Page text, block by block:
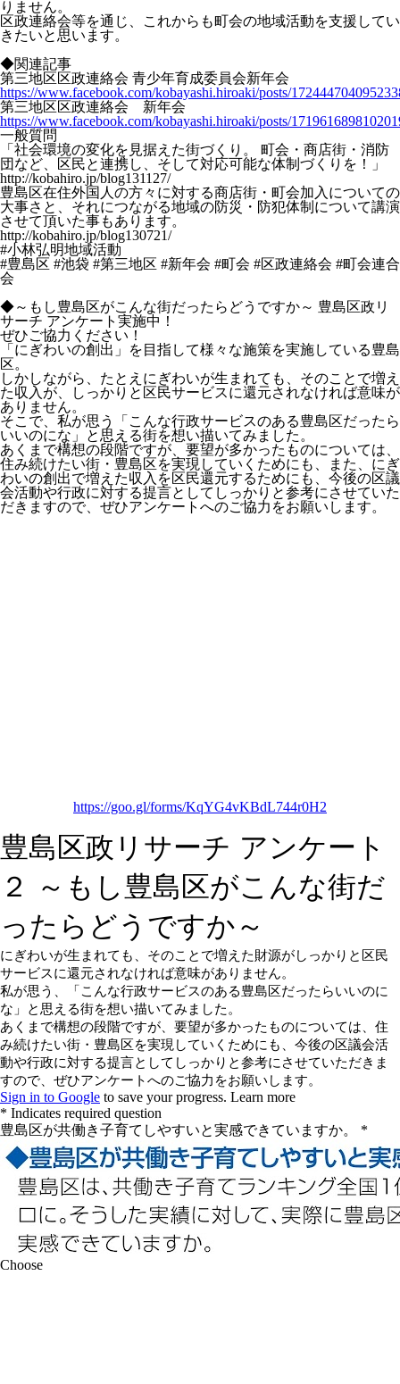
りません。
区政連絡会等を通じ、これからも町会の地域活動を支援してい
きたいと思います。
◆関連記事
第三地区区政連絡会 青少年育成委員会新年会
https://www.facebook.com/kobayashi.hiroaki/posts/
第三地区区政連絡会 新年会
https://www.facebook.com/kobayashi.hiroaki/posts/
一般質問
「社会環境の変化を見据えた街づくり。 町会・商店街・消防
団など、区民と連携し、そして対応可能な体制づくりを！」
http://kobahiro.jp/blog131127/
豊島区在住外国人の方々に対する商店街・町会加入についての
大事さと、それにつながる地域の防災・防犯体制について講演
させて頂いた事もあります。
http://kobahiro.jp/blog130721/
#小林弘明地域活動
#豊島区 #池袋 #第三地区 #新年会 #町会 #区政連絡会 #町会連合
会
◆～もし豊島区がこんな街だったらどうですか～ 豊島区政リ
サーチ アンケート実施中！
ぜひご協力ください！
「にぎわいの創出」を目指して様々な施策を実施している豊島
区。
しかしながら、たとえにぎわいが生まれても、そのことで増え
た収入が、しっかりと区民サービスに還元されなければ意味が
ありません。
そこで、私が思う「こんな行政サービスのある豊島区だったら
いいのにな」と思える街を想い描いてみました。
あくまで構想の段階ですが、要望が多かったものについては、
住み続けたい街・豊島区を実現していくためにも、また、にぎ
わいの創出で増えた収入を区民還元するためにも、今後の区議
会活動や行政に対する提言としてしっかりと参考にさせていた
だきますので、ぜひアンケートへのご協力をお願いします。
https://goo.gl/forms/KqYG4vKBdL744r0H2